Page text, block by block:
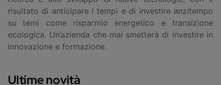
risultato di anticipare i tempi e di investire anzitempo
su temi come risparmio energetico e transizione
ecologica. Un’azienda che mai smetterà di investire in
innovazione e formazione.
Ultime novità